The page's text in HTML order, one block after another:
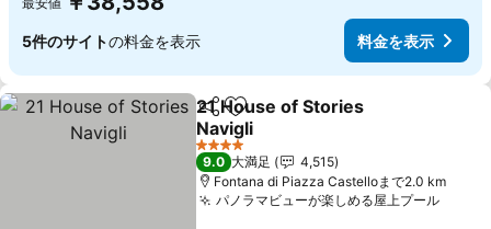
5件のサイトの料金を表示 料金を表示
シェアお気に入りに追加
21 House of Stories
Navigli
4 ホテルのランク
9.0 大満足
4,515
Fontana di Piazza Castelloまで2.0 km
パノラマビューが楽しめる屋上プール